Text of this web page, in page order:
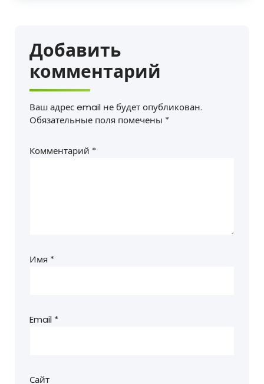
Добавить
комментарий
Ваш адрес email не будет опубликован.
Обязательные поля помечены *
Комментарий *
Имя *
Email *
Сайт